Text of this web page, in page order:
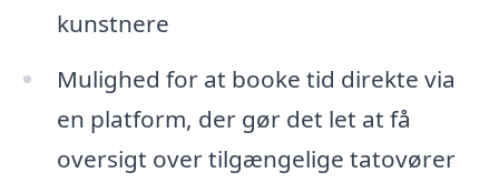
kunstnere
Mulighed for at booke tid direkte via
en platform, der gør det let at få
oversigt over tilgængelige tatovører